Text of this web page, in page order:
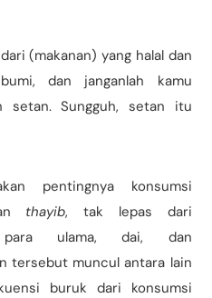
(makanan) yang halal dan
dan janganlah kamu
setan. Sungguh, setan itu
pentingnya konsumsi
thayib, tak lepas dari
para ulama, dai, dan
tersebut muncul antara lain
buruk dari konsumsi